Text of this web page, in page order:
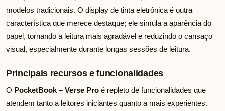
modelos tradicionais. O display de tinta eletrônica é outra
característica que merece destaque; ele simula a aparência do
papel, tornando a leitura mais agradável e reduzindo o cansaço
visual, especialmente durante longas sessões de leitura.
Principais recursos e funcionalidades
O PocketBook – Verse Pro é repleto de funcionalidades que
atendem tanto a leitores iniciantes quanto a mais experientes.